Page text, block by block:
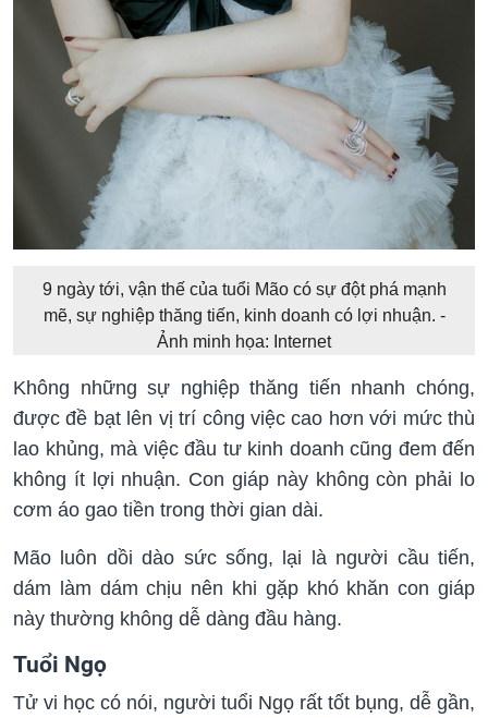
9 ngày tới, vận thế của tuổi Mão có sự đột phá mạnh
mẽ, sự nghiệp thăng tiến, kinh doanh có lợi nhuận. -
Ảnh minh họa: Internet
Không những sự nghiệp thăng tiến nhanh chóng,
được đề bạt lên vị trí công việc cao hơn với mức thù
lao khủng, mà việc đầu tư kinh doanh cũng đem đến
không ít lợi nhuận. Con giáp này không còn phải lo
cơm áo gao tiền trong thời gian dài.
Mão luôn dồi dào sức sống, lại là người cầu tiến,
dám làm dám chịu nên khi gặp khó khăn con giáp
này thường không dễ dàng đầu hàng.
Tuổi Ngọ
Tử vi học có nói, người tuổi Ngọ rất tốt bụng, dễ gần,